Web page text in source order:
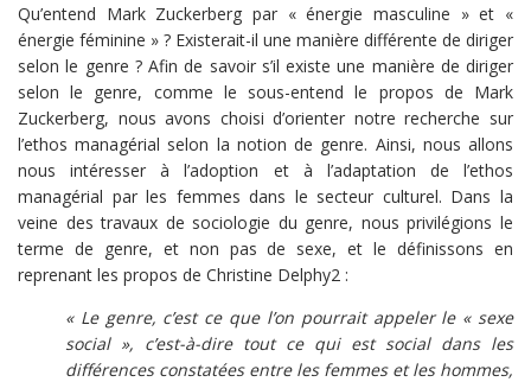
Qu’entend Mark Zuckerberg par « énergie masculine » et «
énergie féminine » ? Existerait-il une manière différente de diriger
selon le genre ? Afin de savoir s’il existe une manière de diriger
selon le genre, comme le sous-entend le propos de Mark
Zuckerberg, nous avons choisi d’orienter notre recherche sur
l’ethos managérial selon la notion de genre. Ainsi, nous allons
nous intéresser à l’adoption et à l’adaptation de l’ethos
managérial par les femmes dans le secteur culturel. Dans la
veine des travaux de sociologie du genre, nous privilégions le
terme de genre, et non pas de sexe, et le définissons en
reprenant les propos de Christine Delphy2 :
« Le genre, c’est ce que l’on pourrait appeler le « sexe
social », c’est-à-dire tout ce qui est social dans les
différences constatées entre les femmes et les hommes,